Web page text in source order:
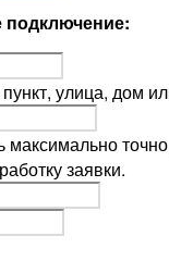
подключение:
улица, дом
максимально
заявки.